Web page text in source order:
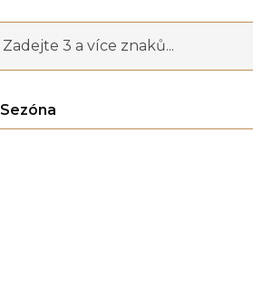
Zadejte 3 a více znaků...
Sezóna